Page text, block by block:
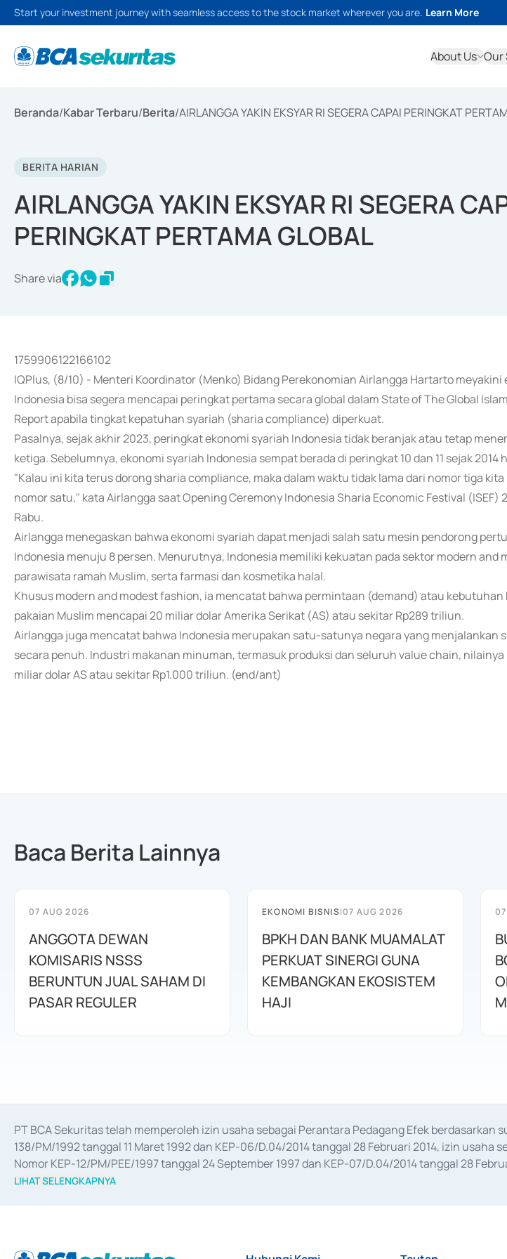
Start your investment journey with seamless access to the stock market wherever you are. Learn More
About Us Our
Beranda/Kabar Terbaru/Berita/AIRLANGGA YAKIN EKSYAR RI SEGERA CAPAI PERINGKAT
BERITA HARIAN
AIRLANGGA YAKIN EKSYAR RI SEGERA
PERINGKAT PERTAMA GLOBAL
Share via
1759906122166102
IQPlus, (8/10) - Menteri Koordinator (Menko) Bidang Perekonomian Airlangga Hartarto meyakini
Indonesia bisa segera mencapai peringkat pertama secara global dalam State of The Global
Report apabila tingkat kepatuhan syariah (sharia compliance) diperkuat.
Pasalnya, sejak akhir 2023, peringkat ekonomi syariah Indonesia tidak beranjak atau tetap
ketiga. Sebelumnya, ekonomi syariah Indonesia sempat berada di peringkat 10 dan 11 sejak 2014
"Kalau ini kita terus dorong sharia compliance, maka dalam waktu tidak lama dari nomor tiga
nomor satu," kata Airlangga saat Opening Ceremony Indonesia Sharia Economic Festival (ISEF)
Rabu.
Airlangga menegaskan bahwa ekonomi syariah dapat menjadi salah satu mesin pendorong
Indonesia menuju 8 persen. Menurutnya, Indonesia memiliki kekuatan pada sektor modern and
parawisata ramah Muslim, serta farmasi dan kosmetika halal.
Khusus modern and modest fashion, ia mencatat bahwa permintaan (demand) atau
pakaian Muslim mencapai 20 miliar dolar Amerika Serikat (AS) atau sekitar Rp289 triliun.
Airlangga juga mencatat bahwa Indonesia merupakan satu-satunya negara yang menjalankan
secara penuh. Industri makanan minuman, termasuk produksi dan seluruh value chain, nilainya
miliar dolar AS atau sekitar Rp1.000 triliun. (end/ant)
Baca Berita Lainnya
07 AUG 2026
ANGGOTA DEWAN
KOMISARIS NSSS
BERUNTUN JUAL SAHAM DI
PASAR REGULER
EKONOMI BISNIS|07 AUG 2026
BPKH DAN BANK MUAMALAT
PERKUAT SINERGI GUNA
KEMBANGKAN EKOSISTEM
HAJI
PT BCA Sekuritas telah memperoleh izin usaha sebagai Perantara Pedagang Efek
138/PM/1992 tanggal 11 Maret 1992 dan KEP-06/D.04/2014 tanggal 28 Februari 2014, izin
Nomor KEP-12/PM/PEE/1997 tanggal 24 September 1997 dan KEP-07/D.04/2014 tanggal 28
merger, akuisisi, divestasi, dan
LIHAT SELENGKAPNYA